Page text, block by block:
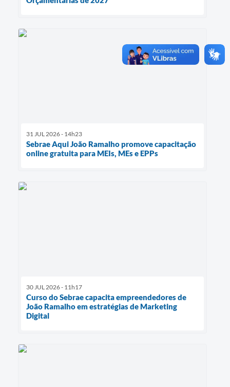
31 JUL 2026 - 14h23
Sebrae Aqui João Ramalho promove capacitação
online gratuita para MEIs, MEs e EPPs
30 JUL 2026 - 11h17
Curso do Sebrae capacita empreendedores de
João Ramalho em estratégias de Marketing
Digital